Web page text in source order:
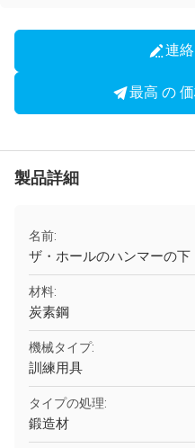
連
最高 の
製品詳細
名前:
ザ・ホールのハンマーの下
材料:
炭素鋼
機械タイプ:
訓練用具
タイプの処理:
鍛造材